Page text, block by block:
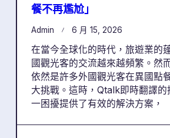
餐不再尷尬」
Admin 6 月 15, 2026
在當今全球化的時代，旅遊業的
國觀光客的交流越來越頻繁。然
依然是許多外國觀光客在異國點
大挑戰。這時，Qtalk即時翻譯的
一困擾提供了有效的解決方案，